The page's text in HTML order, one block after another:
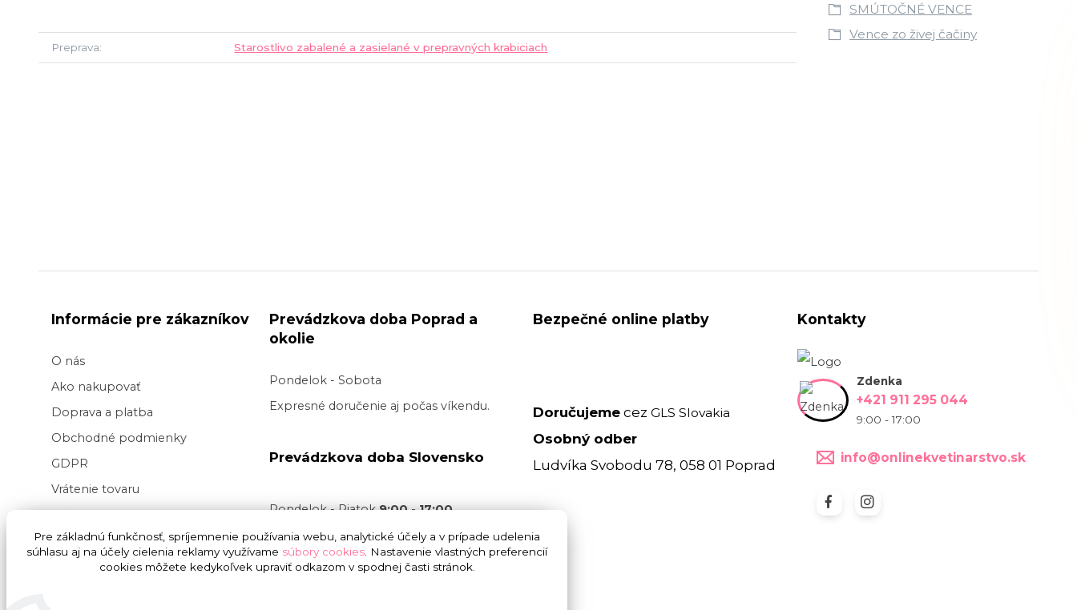
Preprava Starostlivo zabalené a zasielané v prepravných krabiciach
SMÚTOČNÉ VENCE
Vence zo živej čačiny
Informácie pre zákazníkov
O nás
Ako nakupovať
Doprava a platba
Obchodné podmienky
GDPR
Vrátenie tovaru
Veľkoobchod kvetov
Blog
Svadba na kľúč
Prevádzkova doba Poprad a
okolie
Pondelok - Sobota
Expresné doručenie aj počas víkendu.
Prevádzkova doba Slovensko
Pondelok - Piatok9:00 - 17:00
Doručenie v pracovný deň je realizované
v čase9:00 do 17:00bez garancie
Bezpečné online platby
Doručujeme cezGLS Slovakia
Osobný odber
Ludvíka Svobodu 78, 058 01 Poprad
Kontakty
Zdenka
+421 911 295 044
9:00 - 17:00
info@onlinekvetinarstvo.sk
Pre základnú funkčnosť, spríjemnenie používania webu, analytické účely a v prípade udelenia
súhlasu aj na účely cielenia reklamy využívame súbory cookies . Nastavenie vlastných preferencií
cookies môžete kedykoľvek upraviť odkazom v spodnej časti stránok.